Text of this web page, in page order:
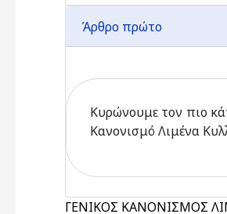
Άρθρο πρώτο
Κυρώνουμε τον πιο
Κανονισμό Λιμένα
ΓΕΝΙΚΟΣ ΚΑΝΟΝΙΣΜΟΣ